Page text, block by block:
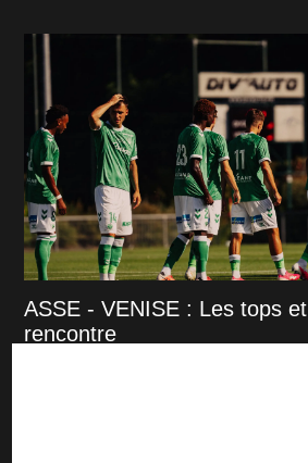
ASSE - VENISE : Les tops
rencontre